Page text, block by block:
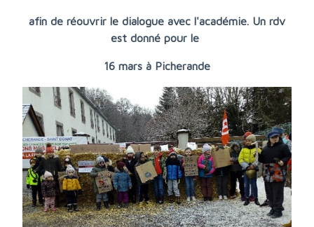
afin de réouvrir le dialogue avec l'académie. Un rdv
est donné pour le
16 mars à Picherande